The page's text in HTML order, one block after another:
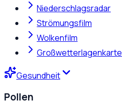
Niederschlagsradar
Strömungsfilm
Wolkenfilm
Großwetterlagenkarte
Gesundheit
Pollen